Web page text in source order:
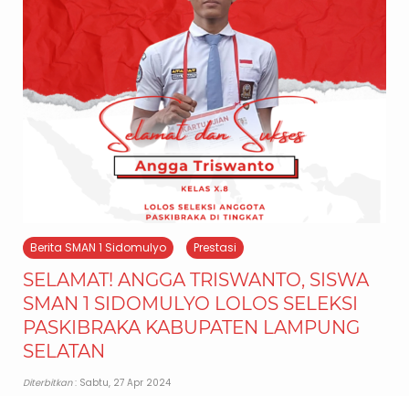
Berita SMAN 1 Sidomulyo Prestasi
SELAMAT! ANGGA TRISWANTO, SISWA
SMAN 1 SIDOMULYO LOLOS SELEKSI
PASKIBRAKA KABUPATEN LAMPUNG
SELATAN
Diterbitkan: Sabtu, 27 Apr 2024